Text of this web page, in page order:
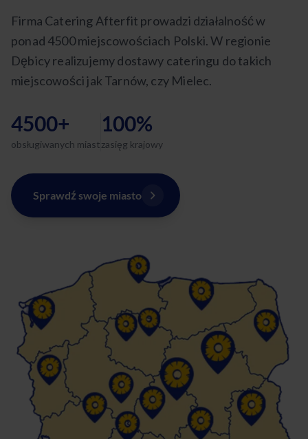
Firma Catering Afterfit prowadzi działalność w
ponad 4500 miejscowościach Polski. W regionie
Dębicy realizujemy dostawy cateringu do takich
miejscowości jak Tarnów, czy Mielec.
4500+
obsługiwanych miast
100%
zasięg krajowy
Sprawdź swoje miasto